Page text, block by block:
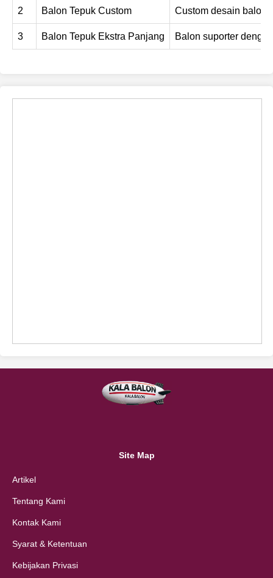
2 Balon Tepuk Custom Custom desain balon
3 Balon Tepuk Ekstra Panjang Balon suporter
Site Map
Artikel
Tentang Kami
Kontak Kami
Syarat & Ketentuan
Kebijakan Privasi